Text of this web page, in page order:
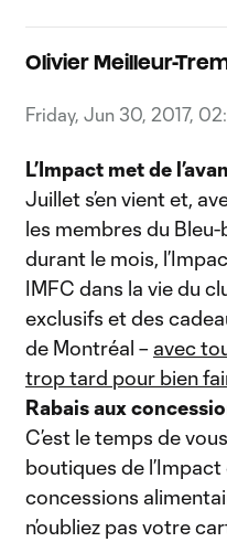
Olivier Meilleur-
Friday, Jun 30, 2017,
L’Impact met de
Juillet s’en vient et,
les membres du
durant le mois,
IMFC dans la vie du
exclusifs et des
de Montréal – avec
trop tard pour bien
Rabais aux
C’est le temps de
boutiques de
concessions
n’oubliez pas votre